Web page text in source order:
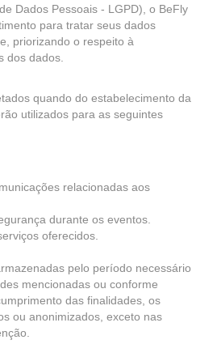
Dados Pessoais - LGPD), o BeFly
para tratar seus dados
priorizando o respeito à
dos dados.
quando do estabelecimento da
utilizados para as seguintes
relacionadas aos
durante os eventos.
oferecidos.
pelo período necessário
mencionadas ou conforme
das finalidades, os
ou anonimizados, exceto nas